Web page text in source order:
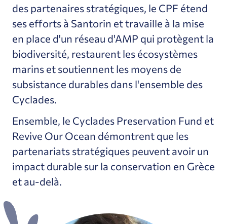
des partenaires stratégiques, le CPF étend
ses efforts à Santorin et travaille à la mise
en place d'un réseau d'AMP qui protègent la
biodiversité, restaurent les écosystèmes
marins et soutiennent les moyens de
subsistance durables dans l'ensemble des
Cyclades.
Ensemble, le Cyclades Preservation Fund et
Revive Our Ocean démontrent que les
partenariats stratégiques peuvent avoir un
impact durable sur la conservation en Grèce
et au-delà.